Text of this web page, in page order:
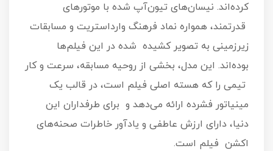
کرده‌اند. نیسان‌های تیون‌آپ شده با موتورهای
قدرتمند، همواره نماد فرهنگ وارداستریت و مسابقات
زیرزمینی به تصویر کشیده شده در این فیلم‌ها
بوده‌اند. این مدل، بخشی از روحیه مسابقه، سرعت و کار
تیمی را که هسته اصلی فیلم است، در قالب یک
مینیاتور فشرده ارائه می‌دهد و برای طرفداران این
دنیا، دارای ارزش عاطفی و یادآور خاطرات صحنه‌های
اکشن فیلم است.